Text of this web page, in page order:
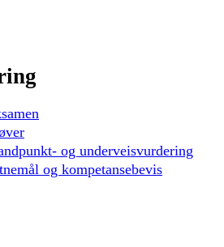
og underveisvurdering
og kompetansebevis